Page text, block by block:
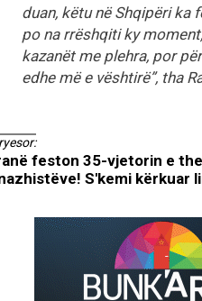
duan, këtu në Shqipëri ka
po na rrëshqiti ky
kazanët me plehra, por
edhe më e vështirë”, tha
feston 35-vjetorin e
S'kemi kërkuar